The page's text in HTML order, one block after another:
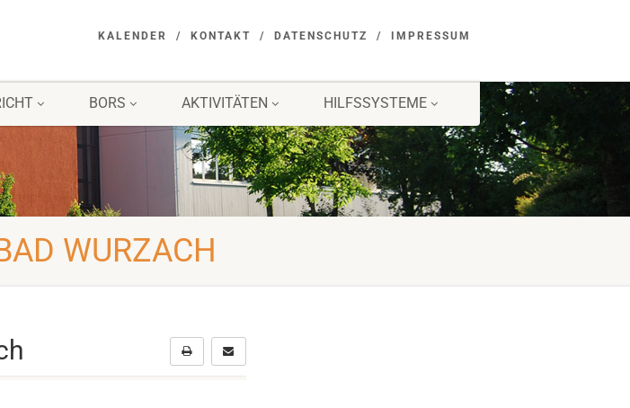
KALENDER KONTAKT DATENSCHUTZ IMPRESSUM
BORS AKTIVITÄTEN HILFSSYSTEME
WURZACH